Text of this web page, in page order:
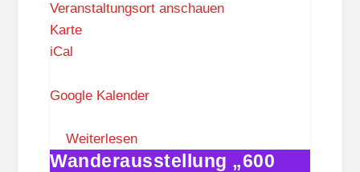
Veranstaltungsort anschauen
KarteF
u
S
t
iCal
Google Kalender
Weiterlesen
Wanderausstellung
Wanderausstellung „600